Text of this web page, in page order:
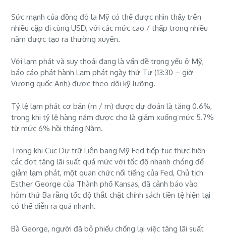
Sức mạnh của đồng đô la Mỹ có thể được nhìn thấy trên
nhiều cặp đi cùng USD, với các mức cao / thấp trong nhiều
năm được tạo ra thường xuyên.
Với lạm phát và suy thoái đang là vấn đề trọng yếu ở Mỹ,
báo cáo phát hành Lạm phát ngày thứ Tư (13:30 – giờ
Vương quốc Anh) được theo dõi kỹ lưỡng.
Tỷ lệ lạm phát cơ bản (m / m) được dự đoán là tăng 0.6%,
trong khi tỷ lệ hàng năm được cho là giảm xuống mức 5.7%
từ mức 6% hồi tháng Năm.
Trong khi Cục Dự trữ Liên bang Mỹ Fed tiếp tục thực hiện
các đợt tăng lãi suất quá mức với tốc độ nhanh chóng để
giảm lạm phát, một quan chức nổi tiếng của Fed, Chủ tịch
Esther George của Thành phố Kansas, đã cảnh báo vào
hôm thứ Ba rằng tốc độ thắt chặt chính sách tiền tệ hiện tại
có thể diễn ra quá nhanh.
Bà George, người đã bỏ phiếu chống lại việc tăng lãi suất